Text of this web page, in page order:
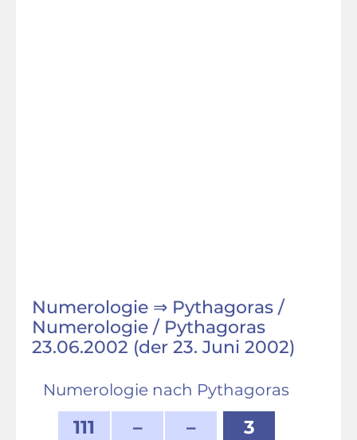
Numerologie ⇒ Pythagoras /
Numerologie / Pythagoras
23.06.2002 (der 23. Juni 2002)
Numerologie nach Pythagoras
111 – – 3